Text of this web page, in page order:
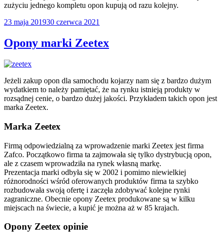
zużyciu jednego kompletu opon kupują od razu kolejny.
Opublikowane
23 maja 201930 czerwca 2021
Opony marki Zeetex
Jeżeli zakup opon dla samochodu kojarzy nam się z bardzo dużym
wydatkiem to należy pamiętać, że na rynku istnieją produkty w
rozsądnej cenie, o bardzo dużej jakości. Przykładem takich opon jest
marka Zeetex.
Marka Zeetex
Firmą odpowiedzialną za wprowadzenie marki Zeetex jest firma
Zafco. Początkowo firma ta zajmowała się tylko dystrybucją opon,
ale z czasem wprowadziła na rynek własną markę.
Prezentacja marki odbyła się w 2002 i pomimo niewielkiej
różnorodności wśród oferowanych produktów firma ta szybko
rozbudowała swoją ofertę i zaczęła zdobywać kolejne rynki
zagraniczne. Obecnie opony Zeetex produkowane są w kilku
miejscach na świecie, a kupić je można aż w 85 krajach.
Opony Zeetex opinie